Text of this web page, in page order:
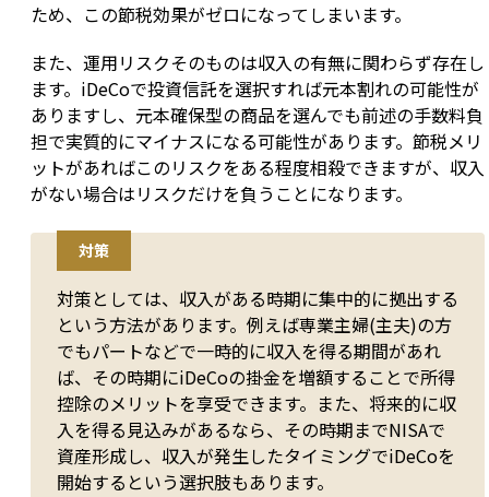
ため、この節税効果がゼロになってしまいます。
また、運用リスクそのものは収入の有無に関わらず存在し
ます。iDeCoで投資信託を選択すれば元本割れの可能性が
ありますし、元本確保型の商品を選んでも前述の手数料負
担で実質的にマイナスになる可能性があります。節税メリ
ットがあればこのリスクをある程度相殺できますが、収入
がない場合はリスクだけを負うことになります。
対策
対策としては、収入がある時期に集中的に拠出する
という方法があります。例えば専業主婦(主夫)の方
でもパートなどで一時的に収入を得る期間があれ
ば、その時期にiDeCoの掛金を増額することで所得
控除のメリットを享受できます。また、将来的に収
入を得る見込みがあるなら、その時期までNISAで
資産形成し、収入が発生したタイミングでiDeCoを
開始するという選択肢もあります。